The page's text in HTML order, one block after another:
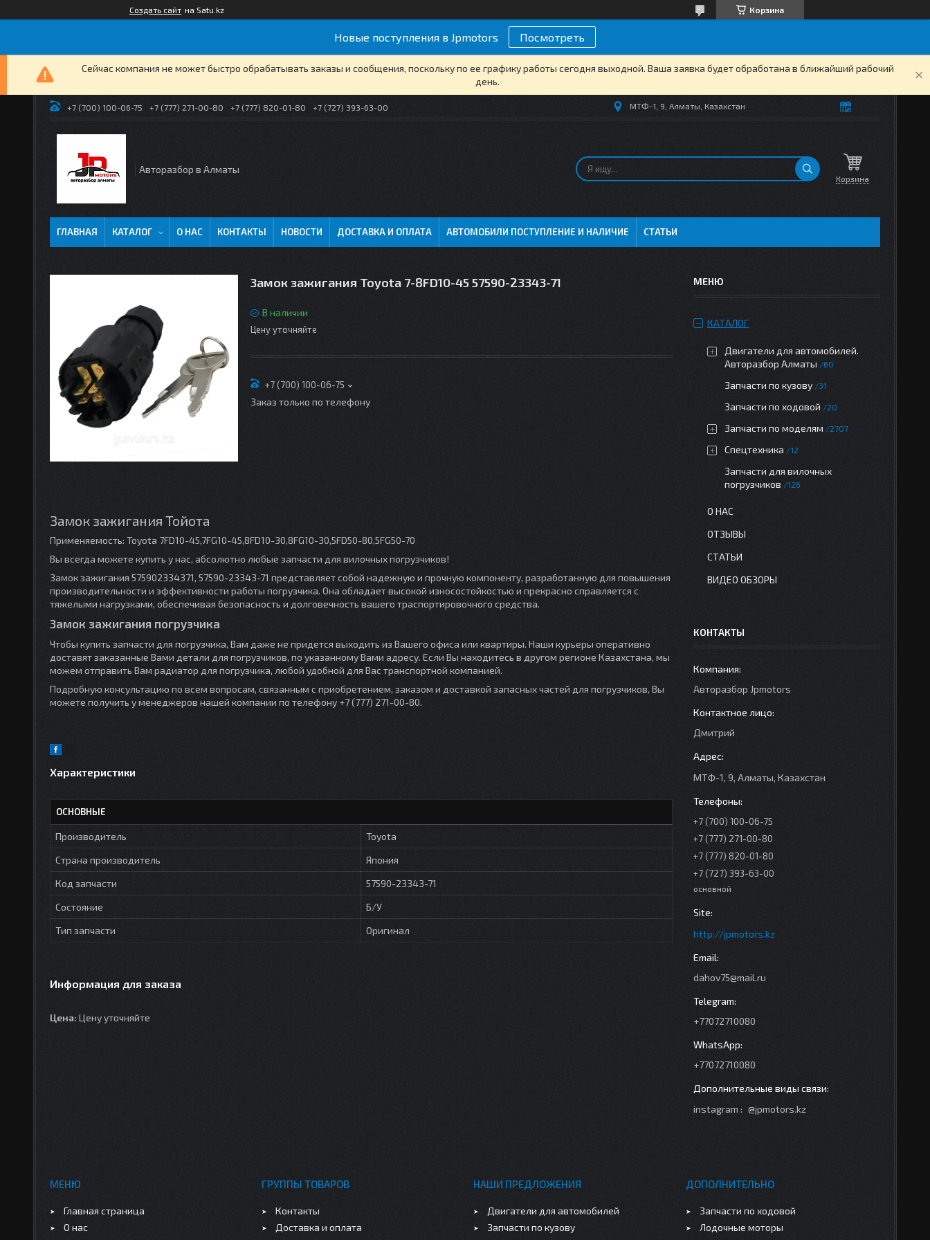
Создать сайт на Satu.kz Корзина
Новые поступления в Jpmotors Посмотреть
Сейчас компания не может быстро обрабатывать заказы и сообщения, поскольку по ее графику работы сегодня выходной. Ваша заявка будет обработана в ближайший рабочий
день.
+7 (700) 100-06-75 +7 (777) 271-00-80 +7 (777) 820-01-80 +7 (727) 393-63-00 МТФ-1, 9, Алматы, Казахстан
Авторазбор в Алматы
Корзина
ГЛАВНАЯ КАТАЛОГ О НАС КОНТАКТЫ НОВОСТИ ДОСТАВКА И ОПЛАТА АВТОМОБИЛИ ПОСТУПЛЕНИЕ И НАЛИЧИЕ СТАТЬИ
Замок зажигания Toyota 7-8FD10-45 57590-23343-71
В наличии
Цену уточняйте
+7 (700) 100-06-75
Заказ только по телефону
Замок зажигания Тойота
Применяемость: Toyota 7FD10-45,7FG10-45,8FD10-30,8FG10-30,5FD50-80,5FG50-70
Вы всегда можете купить у нас, абсолютно любые запчасти для вилочных погрузчиков!
Замок зажигания 575902334371, 57590-23343-71 представляет собой надежную и прочную компоненту, разработанную для повышения
производительности и эффективности работы погрузчика. Она обладает высокой износостойкостью и прекрасно справляется с
тяжелыми нагрузками, обеспечивая безопасность и долговечность вашего траспортировочного средства.
Замок зажигания погрузчика
Чтобы купить запчасти для погрузчика, Вам даже не придется выходить из Вашего офиса или квартиры. Наши курьеры оперативно
доставят заказанные Вами детали для погрузчиков, по указанному Вами адресу. Если Вы находитесь в другом регионе Казахстана, мы
можем отправить Вам радиатор для погрузчика, любой удобной для Вас транспортной компанией.
Подробную консультацию по всем вопросам, связанным с приобретением, заказом и доставкой запасных частей для погрузчиков, Вы
можете получить у менеджеров нашей компании по телефону +7 (777) 271-00-80.
Характеристики
ОСНОВНЫЕ
Производитель
Toyota
Страна производитель
Япония
Код запчасти
57590-23343-71
Состояние
Б/У
Тип запчасти
Оригинал
Информация для заказа
Цена: Цену уточняйте
КАТАЛОГ
Двигатели для автомобилей.
Авторазбор Алматы
60
Запчасти по кузову 31
Запчасти по ходовой 20
Запчасти по моделям 2707
Спецтехника 12
Запчасти для вилочных
погрузчиков
126
О НАС
ОТЗЫВЫ
СТАТЬИ
ВИДЕО ОБЗОРЫ
КОНТАКТЫ
Авторазбор Jpmotors
Дмитрий
МТФ-1, 9, Алматы, Казахстан
+7 (700) 100-06-75
+7 (777) 271-00-80
+7 (777) 820-01-80
+7 (727) 393-63-00
основной
http://jpmotors.kz
dahov75@mail.ru
+77072710080
+77072710080
instagram @jpmotors.kz
МЕНЮ
Главная страница
О нас
ГРУППЫ ТОВАРОВ
Контакты
Доставка и оплата
НАШИ ПРЕДЛОЖЕНИЯ
Двигатели для автомобилей
Запчасти по кузову
ДОПОЛНИТЕЛЬНО
Запчасти по ходовой
Лодочные моторы